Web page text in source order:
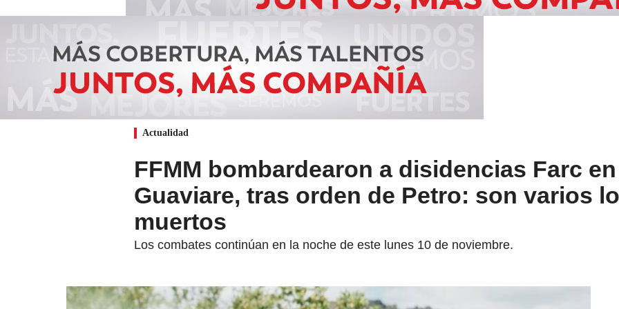
Actualidad
FFMM bombardearon a disidencias Farc en
Guaviare, tras orden de Petro: son varios
muertos
Los combates continúan en la noche de este lunes 10 de noviembre.